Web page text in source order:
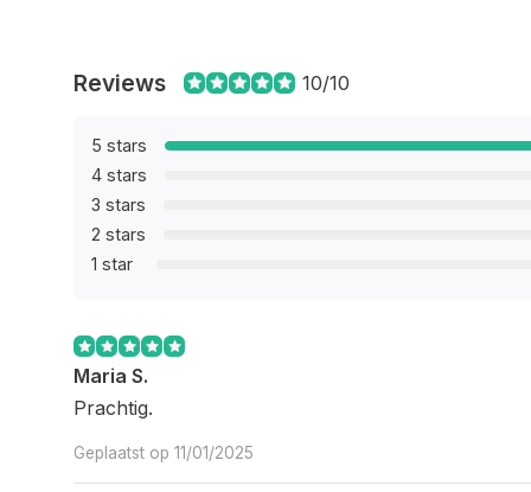
Reviews 10/10
5 stars
4 stars
3 stars
2 stars
1 star
Maria S.
Prachtig.
Geplaatst op 11/01/2025